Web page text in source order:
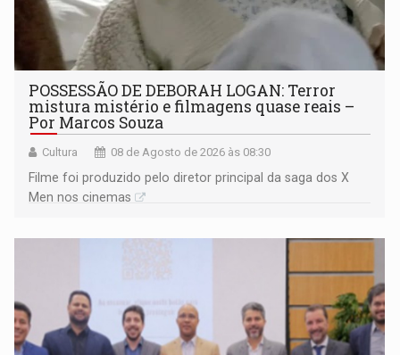
POSSESSÃO DE DEBORAH LOGAN: Terror
mistura mistério e filmagens quase reais –
Por Marcos Souza
Cultura 08 de Agosto de 2026 às 08:30
Filme foi produzido pelo diretor principal da saga dos X
Men nos cinemas